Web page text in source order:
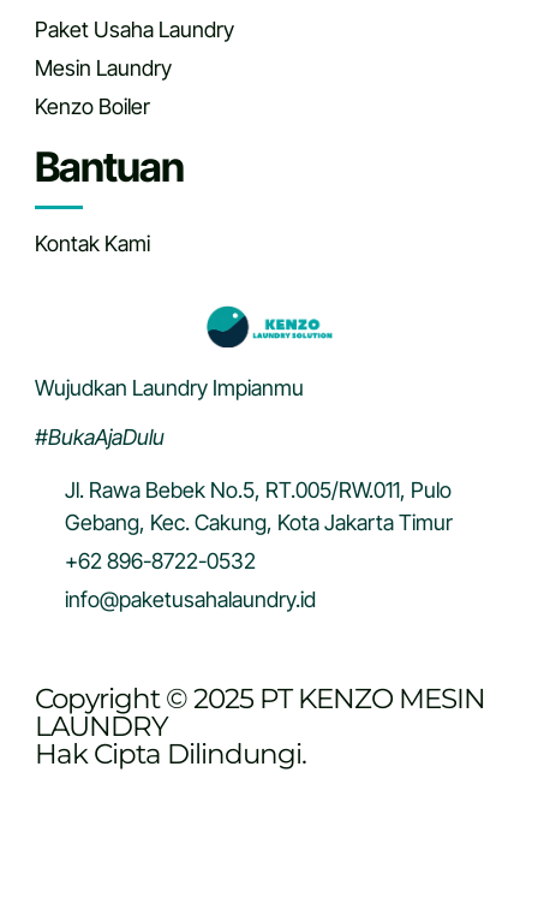
Paket Usaha Laundry
Mesin Laundry
Kenzo Boiler
Bantuan
Kontak Kami
Wujudkan Laundry Impianmu
#BukaAjaDulu
Jl. Rawa Bebek No.5, RT.005/RW.011, Pulo
Gebang, Kec. Cakung, Kota Jakarta Timur
+62 896-8722-0532
info@paketusahalaundry.id
Copyright © 2025 PT KENZO MESIN
LAUNDRY
Hak Cipta Dilindungi.